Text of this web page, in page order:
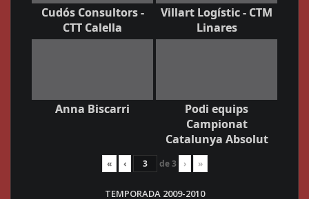
Cudós Consultors -
CTT Calella
Villart Logístic - CTM
Linares
Anna Biscarri
Podi equips
Campionat
Catalunya Absolut
« ‹ de3 › »
TEMPORADA 2009-2010